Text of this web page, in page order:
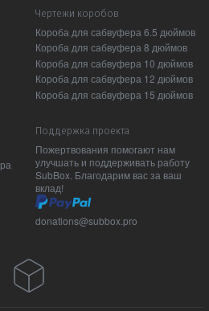
Чертежи коробов
Короба для сабвуфера 6.5 дюймов
Короба для сабвуфера 8 дюймов
Короба для сабвуфера 10 дюймов
Короба для сабвуфера 12 дюймов
Короба для сабвуфера 15 дюймов
Поддержка проекта
Пожертвования помогают нам
улучшать и поддерживать работу
SubBox. Благодарим вас за ваш
вклад!
donations@subbox.pro